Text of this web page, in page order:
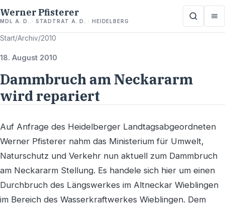
Werner Pfisterer
MDL A. D. · STADTRAT A. D. · HEIDELBERG
Start/Archiv/2010
18. August 2010
Dammbruch am Neckararm
wird repariert
Auf Anfrage des Heidelberger Landtagsabgeordneten
Werner Pfisterer nahm das Ministerium für Umwelt,
Naturschutz und Verkehr nun aktuell zum Dammbruch
am Neckararm Stellung. Es handele sich hier um einen
Durchbruch des Längswerkes im Altneckar Wieblingen
im Bereich des Wasserkraftwerkes Wieblingen. Dem